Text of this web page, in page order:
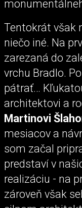
Tentokrát však
niečo iné. Na
zarezaná do
vrchu Bradlo.
pátrať…
architektovi a
Martinovi
mesiacov a
som začal
predstaví v
realizáciu - na
zároveň však